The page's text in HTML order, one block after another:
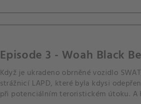
Episode 3 - Woah Black
Když je ukradeno obrněné vozidlo
strážnicí LAPD, které byla kdysi
při potenciálním teroristickém útoku. A